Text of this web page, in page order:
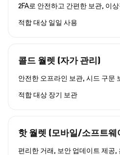
2FA로 안전하고 간편한 보관, 이
적합 대상 일일 사용
콜드 월렛 (자가 관리)
안전한 오프라인 보관, 시드 구문
적합 대상 장기 보관
핫 월렛 (모바일/소프트웨
편리한 거래, 보안 업데이트 제공,